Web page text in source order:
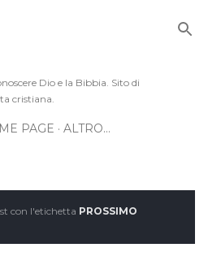
Dio e la Bibbia. Sito di
cristiana.
PAGE ALTRO…
con l'etichetta PROSSIMO